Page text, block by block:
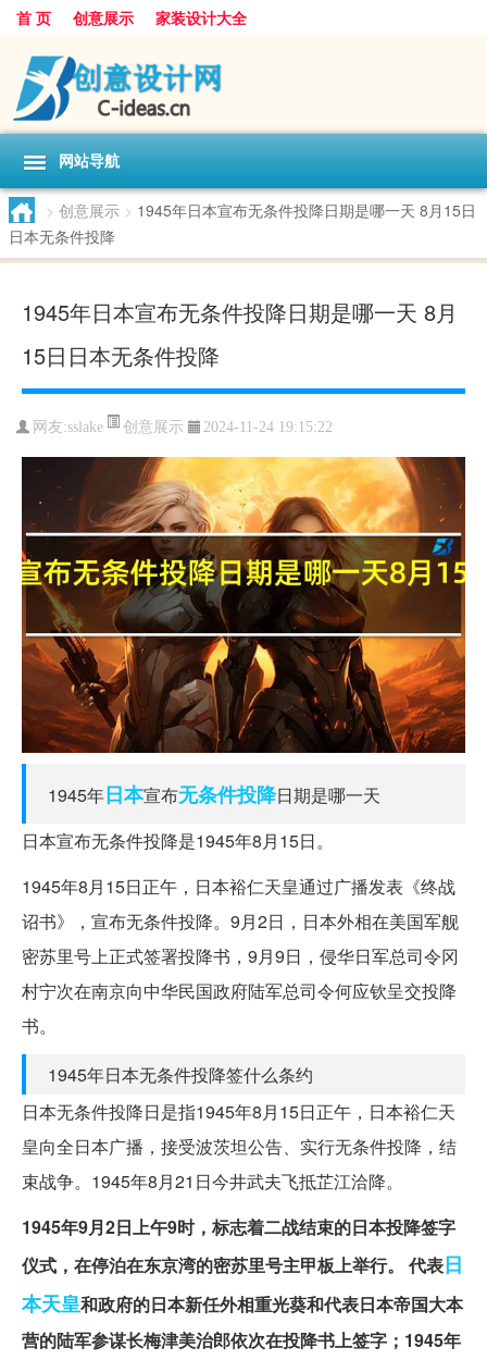
首 页 创意展示 家装设计大全
网站导航
> 创意展示 > 1945年日本宣布无条件投降日期是哪一天 8月15日
日本无条件投降
1945年日本宣布无条件投降日期是哪一天 8月
15日日本无条件投降
网友:sslake 创意展示 2024-11-24 19:15:22
1945年日本宣布无条件投降日期是哪一天
日本宣布无条件投降是1945年8月15日。
1945年8月15日正午，日本裕仁天皇通过广播发表《终战
诏书》，宣布无条件投降。9月2日，日本外相在美国军舰
密苏里号上正式签署投降书，9月9日，侵华日军总司令冈
村宁次在南京向中华民国政府陆军总司令何应钦呈交投降
书。
1945年日本无条件投降签什么条约
日本无条件投降日是指1945年8月15日正午，日本裕仁天
皇向全日本广播，接受波茨坦公告、实行无条件投降，结
束战争。1945年8月21日今井武夫飞抵芷江洽降。
1945年9月2日上午9时，标志着二战结束的日本投降签字
仪式，在停泊在东京湾的密苏里号主甲板上举行。
代表日
本天皇和政府的日本新任外相重光葵和代表日本帝国大本
营的陆军参谋长梅津美治郎依次在投降书上签字；1945年